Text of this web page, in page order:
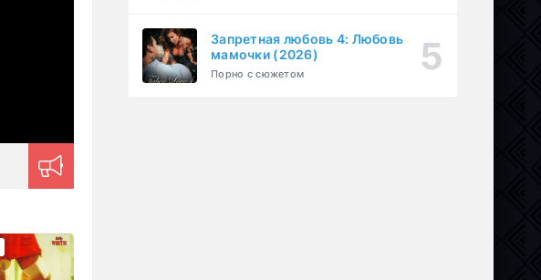
Запретная любовь 4: Любовь
мамочки (2026)
Порно с сюжетом